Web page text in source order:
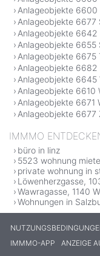
Anlageobjekte 6600
Anlageobjekte 6677
Anlageobjekte 6642
Anlageobjekte 6655
Anlageobjekte 6675
Anlageobjekte 6682
Anlageobjekte 6645
Anlageobjekte 6610
Anlageobjekte 6671
Anlageobjekte 6677
IMMMO
büro in linz
5523 wohnung
private wohnung in
Löwenherzgasse,
Wawragasse, 1140
Wohnungen in
IMMMO-APP
ANZEIGE